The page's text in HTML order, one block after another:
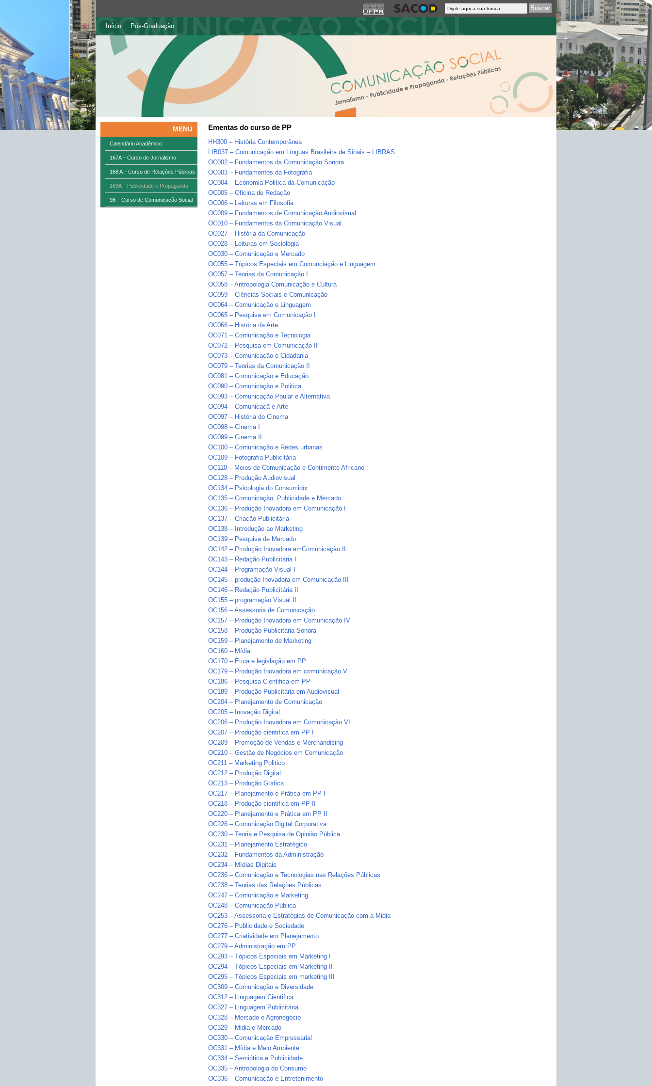
Início Pós-Graduação
MENU
Calendário Acadêmico
167A – Curso de Jornalismo
168 A – Curso de Relações Públicas
169A – Publicidade e Propaganda
98 – Curso de Comunicação Social
Ementas do curso de PP
HH300 – História Contemporânea
LIB037 – Comunicação em Línguas Brasileira de Sinais – LIBRAS
OC002 – Fundamentos da Comunicação Sonora
OC003 – Fundamentos da Fotografia
OC004 – Economia Politica da Comunicação
OC005 – Oficina de Redação
OC006 – Leituras em Filosofia
OC009 – Fundamentos de Comunicação Audiovisual
OC010 – Fundamentos da Comunicação Visual
OC027 – História da Comunicação
OC028 – Leituras em Sociologia
OC030 – Comunicação e Mercado
OC055 – Tópicos Especiais em Comunciação e Linguagem
OC057 – Teorias da Comunicação I
OC058 – Antropologia Comunicação e Cultura
OC059 – Ciências Sociais e Comunicação
OC064 – Comunicação e Linguagem
OC065 – Pesquisa em Comunicação I
OC066 – História da Arte
OC071 – Comunicação e Tecnologia
OC072 – Pesquisa em Comunicação II
OC073 – Comunicação e Cidadania
OC079 – Teorias da Comunicação II
OC081 – Comunicação e Educação
OC090 – Comunicação e Politica
OC093 – Comunicação Poular e Alternativa
OC094 – Comunicaçã e Arte
OC097 – História do Cinema
OC098 – Cinema I
OC099 – Cinema II
OC100 – Comunicação e Redes urbanas
OC109 – Fotografia Publicitária
OC110 – Meios de Comunicação e Contimente Africano
OC128 – Produção Audiovisual
OC134 – Psicologia do Consumidor
OC135 – Comunicação, Publicidade e Mercado
OC136 – Produção Inovadora em Comunicação I
OC137 – Criação Publicitária
OC138 – Introdução ao Marketing
OC139 – Pesquisa de Mercado
OC142 – Produção Inovadora emComunicação II
OC143 – Redação Publicitária I
OC144 – Programação Visual I
OC145 – produção Inovadora em Comunicação III
OC146 – Redação Publicitária II
OC155 – programação Visual II
OC156 – Assessoria de Comunicação
OC157 – Produção Inovadora em Comunicação IV
OC158 – Produção Publicitária Sonora
OC159 – Planejamento de Marketing
OC160 – Mídia
OC170 – Ética e legislação em PP
OC179 – Produção Inovadora em comunicação V
OC186 – Pesquisa Cientifica em PP
OC189 – Produção Publicitária em Audiovisual
OC204 – Planejamento de Comunicação
OC205 – Inovação Digital
OC206 – Produção Inovadora em Comunicação VI
OC207 – Produção cientifica em PP I
OC209 – Promoção de Vendas e Merchandising
OC210 – Gestão de Negócios em Comunicação
OC211 – Marketing Politico
OC212 – Produção Digital
OC213 – Produção Grafica
OC217 – Planejamento e Prática em PP I
OC218 – Produção cientifica em PP II
OC220 – Planejamento e Prática em PP II
OC226 – Comunicação Digital Corporativa
OC230 – Teoria e Pesquisa de Opinião Pública
OC231 – Planejamento Estratégico
OC232 – Fundamentos da Administração
OC234 – Mídias Digitais
OC236 – Comunicação e Tecnologias nas Relações Públicas
OC238 – Teorias das Relações Públicas
OC247 – Comunicação e Marketing
OC248 – Comunicação Pública
OC253 – Assessoria e Estratégias de Comunicação com a Midia
OC276 – Publicidade e Sociedade
OC277 – Criatividade em Planejamento
OC279 – Administração em PP
OC293 – Tópicos Especiais em Marketing I
OC294 – Tópicos Especiais em Marketing II
OC295 – Tópicos Especiais em marketing III
OC309 – Comunicação e Diversidade
OC312 – Linguagem Cientifica
OC327 – Linguagem Publicitária
OC328 – Mercado e Agronegócio
OC329 – Midia e Mercado
OC330 – Comunicação Empressarial
OC331 – Mídia e Meio Ambiente
OC334 – Semiótica e Publicidade
OC335 – Antropologia do Consumo
OC336 – Comunicação e Entretenimento